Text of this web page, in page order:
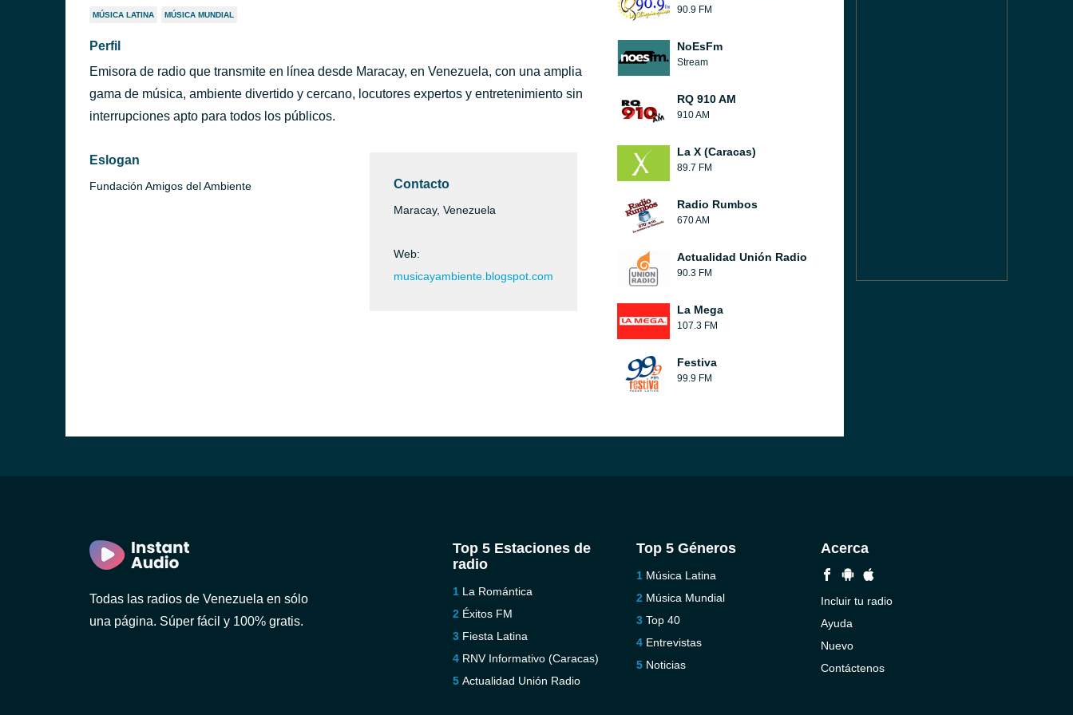
MÚSICA LATINA MÚSICA MUNDIAL
Perfil
Emisora de radio que transmite en línea desde Maracay, en Venezuela, con una amplia
gama de música, ambiente divertido y cercano, locutores expertos y entretenimiento sin
interrupciones apto para todos los públicos.
Eslogan
Fundación Amigos del Ambiente Contacto
Maracay, Venezuela
Web:
musicayambiente.blogspot.com
90.9 FM
NoEsFm
Stream
RQ 910 AM
910 AM
La X (Caracas)
89.7 FM
Radio Rumbos
670 AM
Actualidad Unión Radio
90.3 FM
La Mega
107.3 FM
Festiva
99.9 FM
Todas las radios de Venezuela en sólo
una página. Súper fácil y 100% gratis.
Top 5 Estaciones de
radio
La Romántica
Éxitos FM
Fiesta Latina
RNV Informativo (Caracas)
Actualidad Unión Radio
Top 5 Géneros
Música Latina
Música Mundial
Top 40
Entrevistas
Noticias
Acerca
Incluir tu radio
Ayuda
Nuevo
Contáctenos